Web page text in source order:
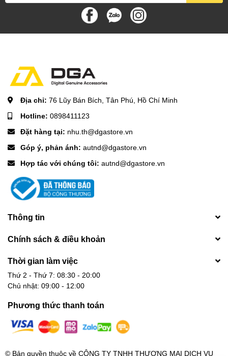
Địa chỉ: 76 Lũy Bán Bích, Tân Phú, Hồ Chí Minh
Hotline: 0898411123
Đặt hàng tại: nhu.th@dgastore.vn
Góp ý, phản ánh: autnd@dgastore.vn
Hợp tác với chúng tôi: autnd@dgastore.vn
Thông tin
Chính sách & điều khoản
Thời gian làm việc
Thứ 2 - Thứ 7: 08:30 - 20:00
Chủ nhật: 09:00 - 12:00
Phương thức thanh toán
© Bản quyền thuộc về CÔNG TY TNHH THƯƠNG MẠI DỊCH VỤ